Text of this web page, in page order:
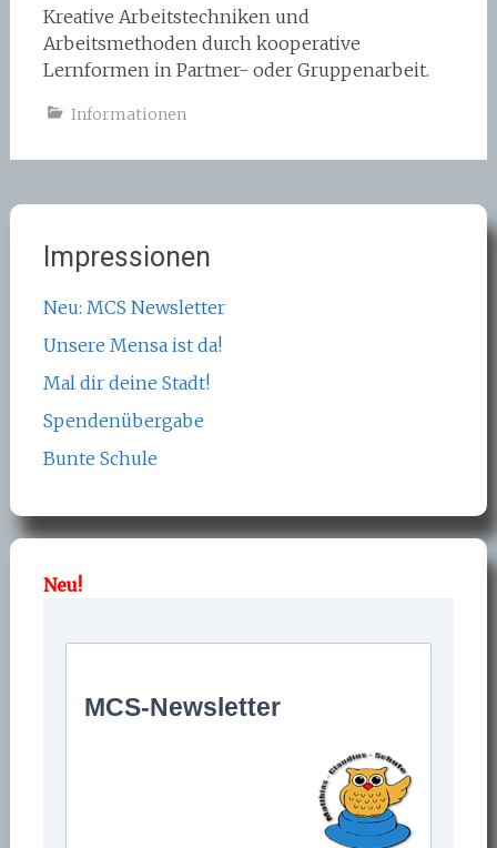
Kreative Arbeitstechniken und
Arbeitsmethoden durch kooperative
Lernformen in Partner- oder Gruppenarbeit.
Informationen
Impressionen
Neu: MCS Newsletter
Unsere Mensa ist da!
Mal dir deine Stadt!
Spendenübergabe
Bunte Schule
Neu!